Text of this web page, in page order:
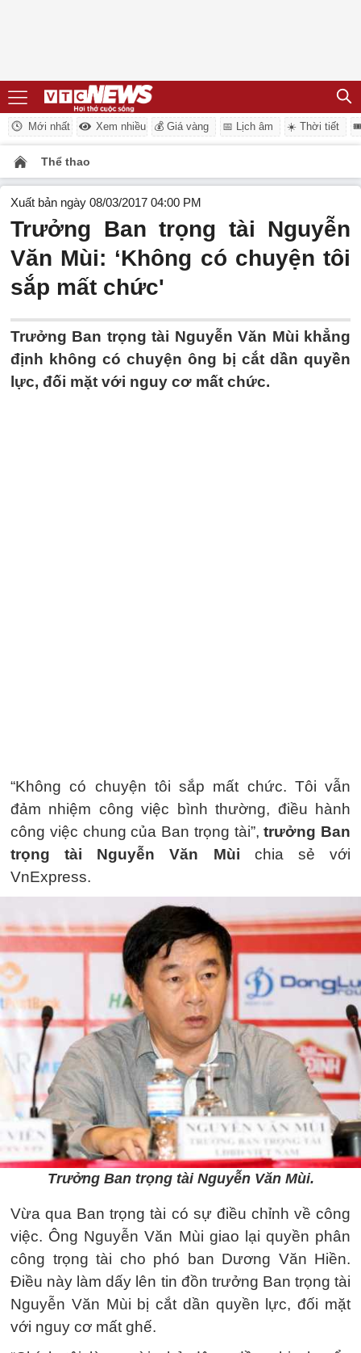
Mới nhất Xem nhiều 💰 Giá vàng 📅 Lịch âm ☀️ Thời tiết
Thể thao
Xuất bản ngày 08/03/2017 04:00 PM
Trưởng Ban trọng tài Nguyễn
Văn Mùi: ‘Không có chuyện tôi
sắp mất chức'
Trưởng Ban trọng tài Nguyễn Văn Mùi khẳng
định không có chuyện ông bị cắt dần quyền
lực, đối mặt với nguy cơ mất chức.
“Không có chuyện tôi sắp mất chức. Tôi vẫn
đảm nhiệm công việc bình thường, điều hành
công việc chung của Ban trọng tài”,trưởng Ban
trọng tài Nguyễn Văn Mùi chia sẻ với
VnExpress.
Trưởng Ban trọng tài Nguyễn Văn Mùi.
Vừa qua Ban trọng tài có sự điều chỉnh về công
việc. Ông Nguyễn Văn Mùi giao lại quyền phân
công trọng tài cho phó ban Dương Văn Hiền.
Điều này làm dấy lên tin đồn trưởng Ban trọng tài
Nguyễn Văn Mùi bị cắt dần quyền lực, đối mặt
với nguy cơ mất ghế.